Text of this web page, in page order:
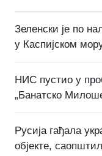
Зеленски је по
у Каспијском
НИС пустио у
„Банатско
Русија гађала
објекте,